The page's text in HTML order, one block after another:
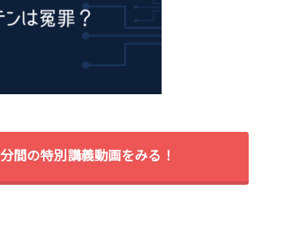
間の特別講義動画をみる！